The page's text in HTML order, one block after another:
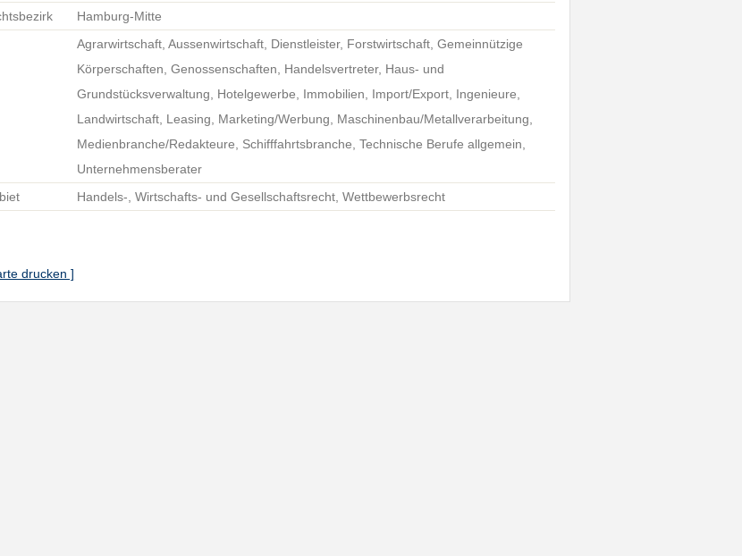
Hamburg-Mitte
Agrarwirtschaft, Aussenwirtschaft, Dienstleister, Forstwirtschaft, Gemeinnützige
Körperschaften, Genossenschaften, Handelsvertreter, Haus- und
Grundstücksverwaltung, Hotelgewerbe, Immobilien, Import/Export, Ingenieure,
Landwirtschaft, Leasing, Marketing/Werbung, Maschinenbau/Metallverarbeitung,
Medienbranche/Redakteure, Schifffahrtsbranche, Technische Berufe allgemein,
Unternehmensberater
Handels-, Wirtschafts- und Gesellschaftsrecht, Wettbewerbsrecht
drucken ]